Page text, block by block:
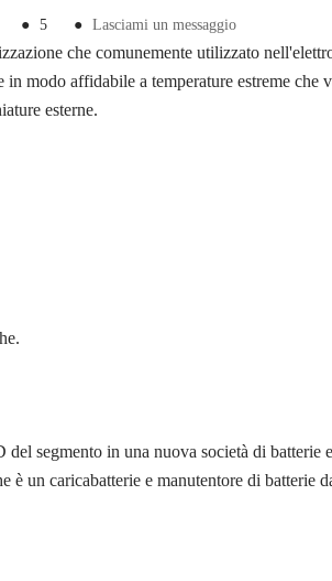
● 5 ● Lasciami un messaggio
che comunemente utilizzato
modo affidabile a temperature estreme
esterne.
segmento in una nuova società di batterie
un caricabatterie e manutentore di batterie